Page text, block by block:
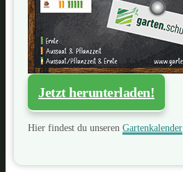
Jetzt herunterladen!
Hier findest du unseren Gartenkalender